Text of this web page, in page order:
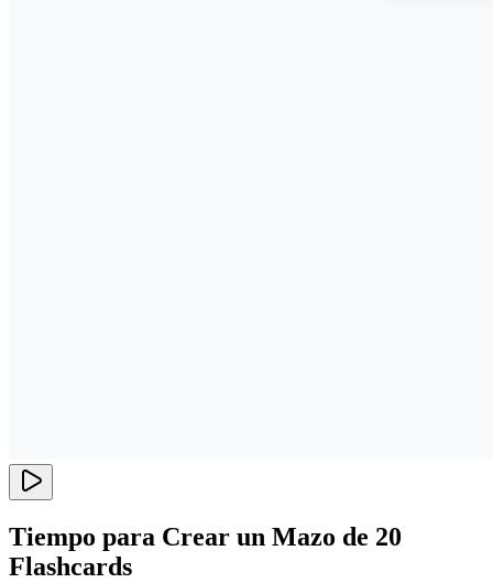
Tiempo para Crear un Mazo de 20
Flashcards